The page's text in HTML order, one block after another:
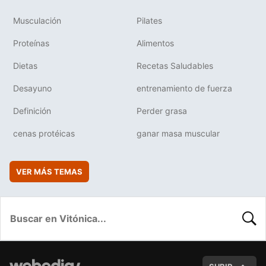
Musculación Pilates
Proteínas Alimentos
Dietas Recetas Saludables
Desayuno entrenamiento de fuerza
Definición Perder grasa
cenas protéicas ganar masa muscular
VER MÁS TEMAS